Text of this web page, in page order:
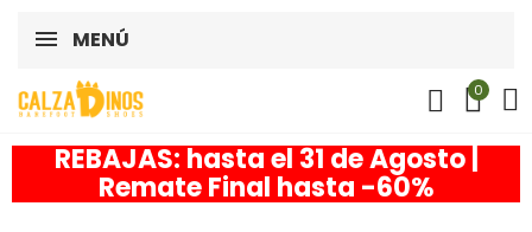
MENÚ
0
REBAJAS: hasta el 31 de Agosto |
Remate Final hasta -60%